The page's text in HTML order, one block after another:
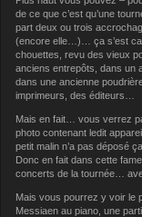
de ce que c’est qu’une
part deux ou trois
(encore elle…)… ça s’est
chouettes, revu des vieux
anciens entrepôts, dans un
dans une ancienne
imprimeurs, des éditeurs…
Mais en fait… vous verrez
photo contenant ledit
petit malin n’a pas déposé
Donc en fait dans cette
concerts de la tournée…
Mais vous pourrez y voir le
Messiaen au piano, une